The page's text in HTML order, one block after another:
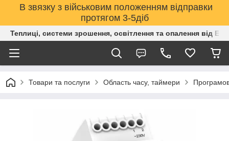
В звязку з військовим положенням відправки
протягом 3-5діб
Теплиці, системи зрошення, освітлення та опалення від
Товари та послуги Область часу, таймери